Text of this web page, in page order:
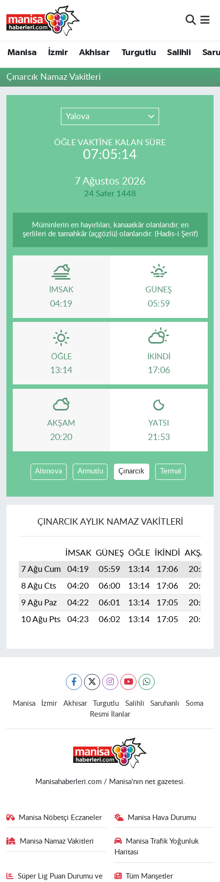
Manisa İzmir Akhisar Turgutlu Salihli
Çınarcık Namaz Vakitleri
Yalova
ÖĞLE VAKTİNE KALAN SÜRE
07:05:14
7 Ağustos 2026
24 Safer 1448
Müminlerin en hayırlıları, kanaatkâr olanlarıdır, en
şerlileri de tamahkâr (açgözlü) olanlarıdır. (Hadis-i Şerif)
İMSAK
04:19
GÜNEŞ
05:59
ÖĞLE
13:14
İKINDI
17:06
AKŞAM
20:20
YATSI
21:53
Altınova Armutlu Çınarcık Termal
ÇINARCIK AYLIK NAMAZ VAKITLERI
İMSAK GÜNEŞ ÖĞLE İKINDI AKŞAM
7 Ağu Cum
04:19 05:59 13:14 17:06 20:20
8 Ağu Cts
04:20 06:00 13:14 17:06 20:19
9 Ağu Paz
04:22 06:01 13:14 17:05 20:18
10 Ağu Pts
04:23 06:02 13:14 17:05 20:16
Manisa İzmir Akhisar Turgutlu Salihli Saruhanlı
Soma
Resmi İlanlar
Manisahaberleri.com / Manisa'nın net gazetesi.
Manisa Nöbetçi Eczaneler Manisa Hava Durumu
Manisa Namaz Vakitleri
Manisa Trafik Yoğunluk
Haritası
Süper Lig Puan Durumu ve Tüm Manşetler
Akhisar
Resmi İlanlar
Manisa Nöbetçi Eczaneler
Manisa Namaz Vakitleri
Manisa Trafik Yoğunluk Haritası
Süper Lig Puan Durumu ve Fikstür
Son Dakika Haberleri
Haber Arşivi